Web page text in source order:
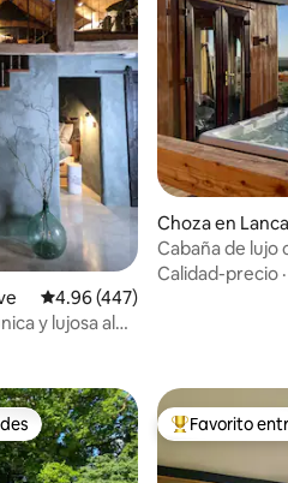
Calificación promedio: 4.96 de
4.96 (447)
y lujosa al
Choza en
Cabaña de lujo
Rest)
Calidad-precio ·
preferido Favorito entre
Favorito